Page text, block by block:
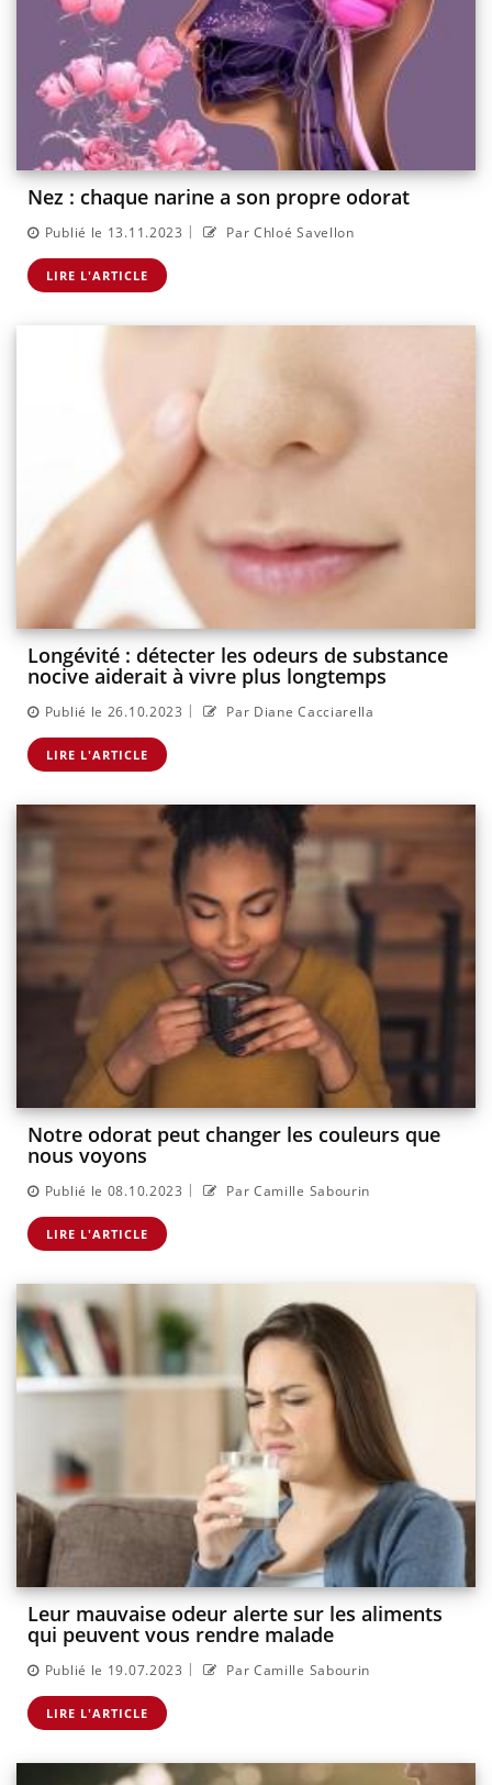
Nez : chaque narine a son propre odorat
Publié le 13.11.2023 | Par Chloé Savellon
LIRE L'ARTICLE
Longévité : détecter les odeurs de substance
nocive aiderait à vivre plus longtemps
Publié le 26.10.2023 | Par Diane Cacciarella
LIRE L'ARTICLE
Notre odorat peut changer les couleurs que
nous voyons
Publié le 08.10.2023 | Par Camille Sabourin
LIRE L'ARTICLE
Leur mauvaise odeur alerte sur les aliments
qui peuvent vous rendre malade
Publié le 19.07.2023 | Par Camille Sabourin
LIRE L'ARTICLE